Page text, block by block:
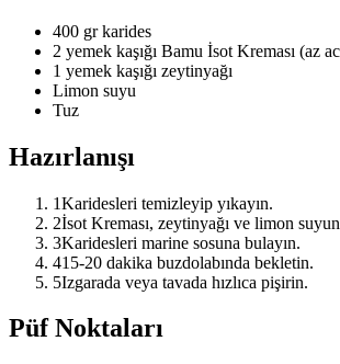
400 gr karides
2 yemek kaşığı Bamu İsot Kreması (az
1 yemek kaşığı zeytinyağı
Limon suyu
Tuz
Hazırlanışı
1Karidesleri temizleyip yıkayın.
2İsot Kreması, zeytinyağı ve limon
3Karidesleri marine sosuna bulayın.
415-20 dakika buzdolabında bekletin.
5Izgarada veya tavada hızlıca pişirin.
Püf Noktaları